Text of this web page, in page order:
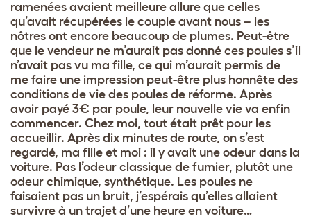
ramenées avaient meilleure allure que celles
qu’avait récupérées le couple avant nous – les
nôtres ont encore beaucoup de plumes. Peut-être
que le vendeur ne m’aurait pas donné ces poules s’il
n’avait pas vu ma fille, ce qui m’aurait permis de
me faire une impression peut-être plus honnête des
conditions de vie des poules de réforme. Après
avoir payé 3€ par poule, leur nouvelle vie va enfin
commencer. Chez moi, tout était prêt pour les
accueillir. Après dix minutes de route, on s’est
regardé, ma fille et moi : il y avait une odeur dans la
voiture. Pas l’odeur classique de fumier, plutôt une
odeur chimique, synthétique. Les poules ne
faisaient pas un bruit, j’espérais qu’elles allaient
survivre à un trajet d’une heure en voiture…